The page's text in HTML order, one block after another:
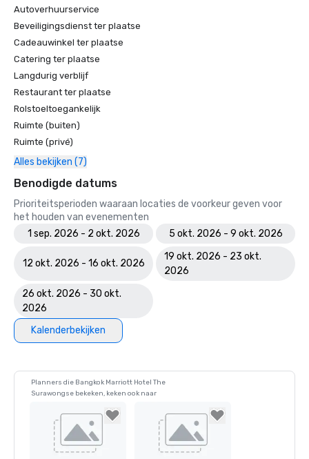
Autoverhuurservice
Beveiligingsdienst ter plaatse
Cadeauwinkel ter plaatse
Catering ter plaatse
Langdurig verblijf
Restaurant ter plaatse
Rolstoeltoegankelijk
Ruimte (buiten)
Ruimte (privé)
Alles bekijken (7)
Benodigde datums
Prioriteitsperioden waaraan locaties de voorkeur geven voor
het houden van evenementen
1 sep. 2026 - 2 okt. 2026
5 okt. 2026 - 9 okt. 2026
12 okt. 2026 - 16 okt. 2026
19 okt. 2026 - 23 okt.
2026
26 okt. 2026 - 30 okt.
2026
Kalenderbekijken
Planners die Bangkok Marriott Hotel The
Surawongse bekeken, keken ook naar